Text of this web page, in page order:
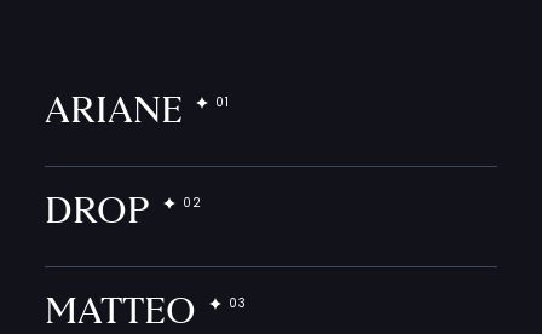
ARIANE
DROP
MATTEO